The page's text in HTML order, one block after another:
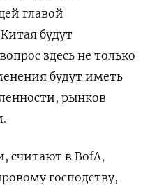
главой
будут
здесь не только
будут иметь
рынков
считают в BofA,
господству,